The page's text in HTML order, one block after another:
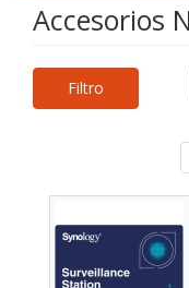
Accesorios
Filtro